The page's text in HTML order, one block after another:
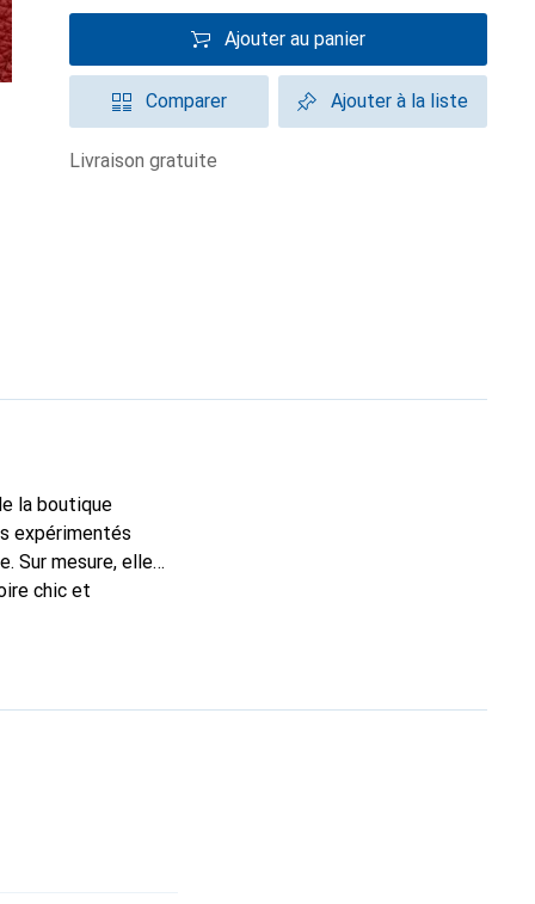
Ajouter au panier
Comparer Ajouter à la liste
livraison gratuite
la boutique
expérimentés
Sur mesure, elle
chic et